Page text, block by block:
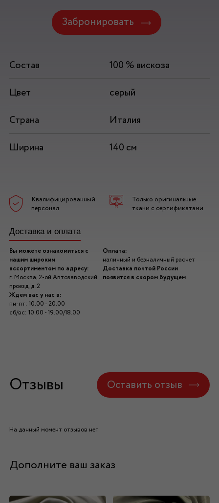
Забронировать
Состав
100 % вискоза
Цвет
серый
Страна
Италия
Ширина
140 см
Квалифицированный
персонал
Только оригинальные
ткани с сертификатами
Доставка и оплата
Вы можете ознакомиться с
нашим широким
ассортиментом по адресу:
г. Москва, 2-ой Автозаводский
проезд, д. 2
Ждем вас у нас в:
пн-пт: 10.00 - 20.00
сб/вс: 10.00 - 19.00/18.00
Оплата:
наличный и безналичный расчет
Доставка почтой России
появится в скором будущем
Отзывы Оставить отзыв
На данный момент отзывов нет
Дополните ваш заказ